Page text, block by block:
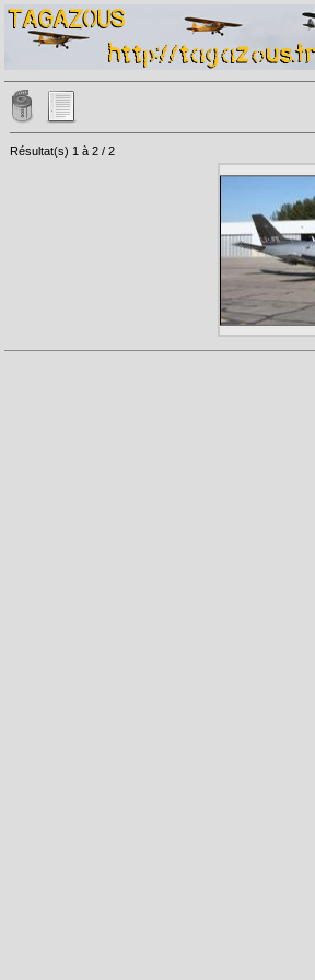
Résultat(s) 1 à 2 / 2